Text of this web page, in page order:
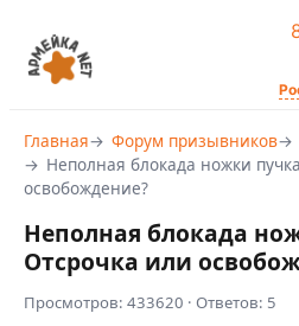
Главная Форум призывников
Неполная блокада ножки
освобождение?
Неполная блокада
Отсрочка или
Просмотров: 433620 · Ответов: 5